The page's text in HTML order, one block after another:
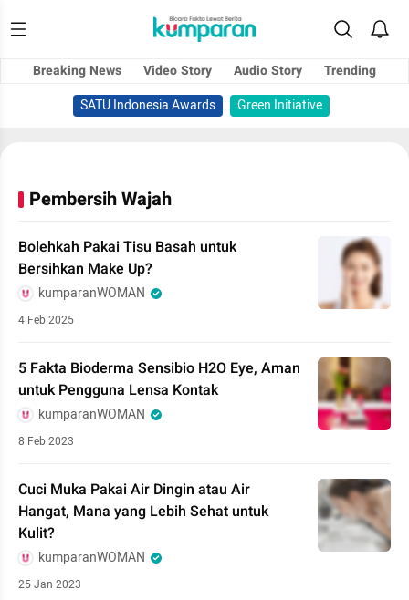
Breaking News Video Story Audio Story
Trending
SATU Indonesia Awards
Green Initiative
Pembersih Wajah
Bolehkah Pakai Tisu Basah untuk
Bersihkan Make Up?
kumparanWOMAN
4 Feb 2025
5 Fakta Bioderma Sensibio H2O Eye, Aman
untuk Pengguna Lensa Kontak
kumparanWOMAN
8 Feb 2023
Cuci Muka Pakai Air Dingin atau Air
Hangat, Mana yang Lebih Sehat untuk
Kulit?
kumparanWOMAN
25 Jan 2023